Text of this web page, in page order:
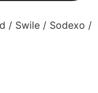
/ Swile / Sodexo /